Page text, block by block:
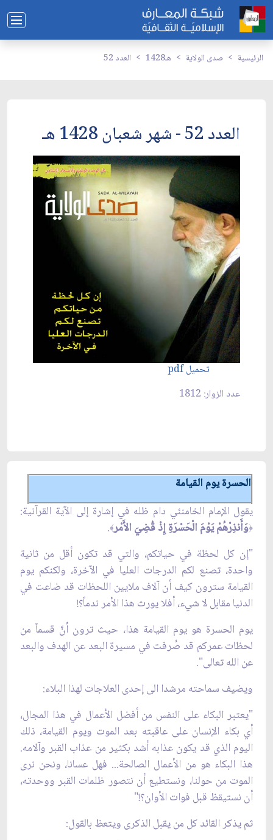
الرئيسية صدى الولاية 1428هـ العدد 52
العدد 52 - شهر شعبان 1428 هـ
تحميل pdf
عدد الزوار: 1812
الحسرة يوم القيامة
يقول الإمام الخامنئي دام ظله في إشارة إلى الآية القرآنية:
﴿وَأَنذِرْهُمْ يَوْمَ الْحَسْرَةِ إِذْ قُضِيَ الأَمْر﴾.
"إن كل لحظة في حياتكم، والتي قد تكون أقل من ثانية
واحدة، تصنع لكم الدرجات العليا في الآخرة، ولكنكم يوم
القيامة سترون كيف أن آلاف ملايين اللحظات قد ضاعت في
الدنيا مقابل لا شيء، أفلا يورث هذا الأمر ندماً؟!
يوم الحسرة هو يوم القيامة هذا، حيث ترون أنَّ قسماً من
لحظات عمركم قد صُرفت في مسيرة البعد عن الهدف والبعد
عن الله تعالى".
ويضيف سماحته مرشدا الى إحدى العلاجات لهذا البلاء:
"يعتبر البكاء على النفس من أفضل الأعمال في هذا المجال،
أي بكاء الإنسان على عاقبته بعد الموت ويوم القيامة، ذلك
اليوم الذي قد يكون عذابه أشد بكثير من عذاب القبر وآلامه.
هذا البكاء هو من الأعمال الصالحة... فهل عسانا، ونحن نرى
الموت من حولنا، ونستطيع أن نتصور ظلمات القبر ووحدته،
أن نستيقظ قبل فوات الأوان؟!"
ثم يذكر القائد كل من يقبل الذكرى ويتعظ بالقول: